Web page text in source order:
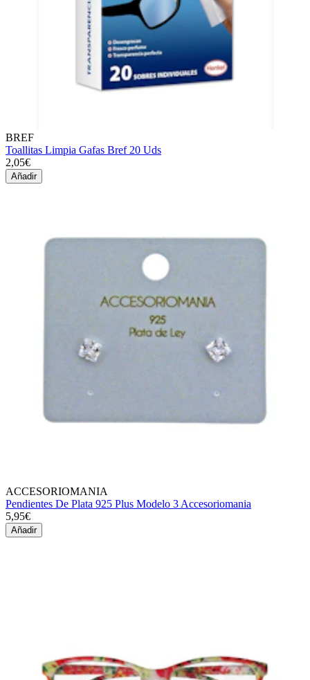
BREF
Toallitas Limpia Gafas Bref 20 Uds
2,05€
Añadir
ACCESORIOMANIA
Pendientes De Plata 925 Plus Modelo 3 Accesoriomania
5,95€
Añadir